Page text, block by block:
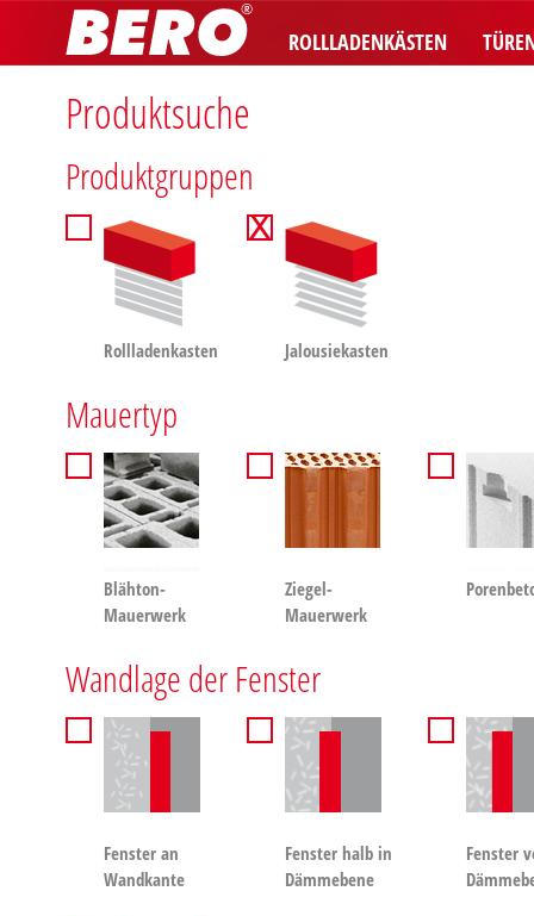
ROLLLADENKÄSTEN
Produktsuche
Produktgruppen
Rollladen­kasten Jalousie­kasten
Mauertyp
Blähton-
Mauerwerk
Ziegel-
Mauerwerk
Wandlage der Fenster
Fenster an
Wandkante
Fenster halb in
Dämmebene
Fenster